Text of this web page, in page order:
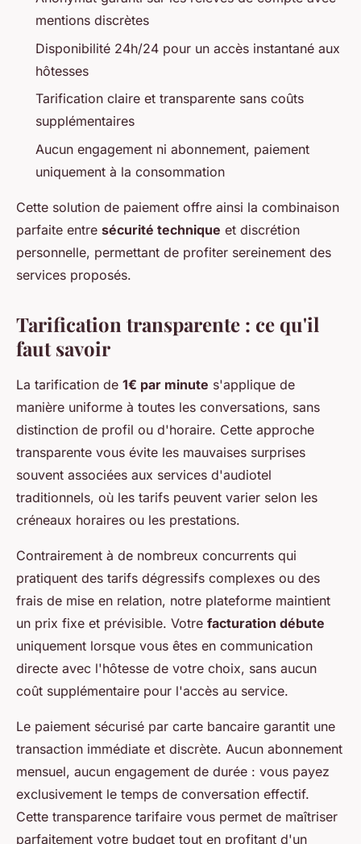
mentions discrètes
Disponibilité 24h/24 pour un accès instantané aux
hôtesses
Tarification claire et transparente sans coûts
supplémentaires
Aucun engagement ni abonnement, paiement
uniquement à la consommation
Cette solution de paiement offre ainsi la combinaison
parfaite entre sécurité technique et discrétion
personnelle, permettant de profiter sereinement des
services proposés.
Tarification transparente : ce qu'il
faut savoir
La tarification de 1€ par minute s'applique de
manière uniforme à toutes les conversations, sans
distinction de profil ou d'horaire. Cette approche
transparente vous évite les mauvaises surprises
souvent associées aux services d'audiotel
traditionnels, où les tarifs peuvent varier selon les
créneaux horaires ou les prestations.
Contrairement à de nombreux concurrents qui
pratiquent des tarifs dégressifs complexes ou des
frais de mise en relation, notre plateforme maintient
un prix fixe et prévisible. Votre facturation débute
uniquement lorsque vous êtes en communication
directe avec l'hôtesse de votre choix, sans aucun
coût supplémentaire pour l'accès au service.
Le paiement sécurisé par carte bancaire garantit une
transaction immédiate et discrète. Aucun abonnement
mensuel, aucun engagement de durée : vous payez
exclusivement le temps de conversation effectif.
Cette transparence tarifaire vous permet de maîtriser
parfaitement votre budget tout en profitant d'un